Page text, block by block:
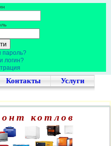
пароль?
логин?
Контакты Услуги
котлов